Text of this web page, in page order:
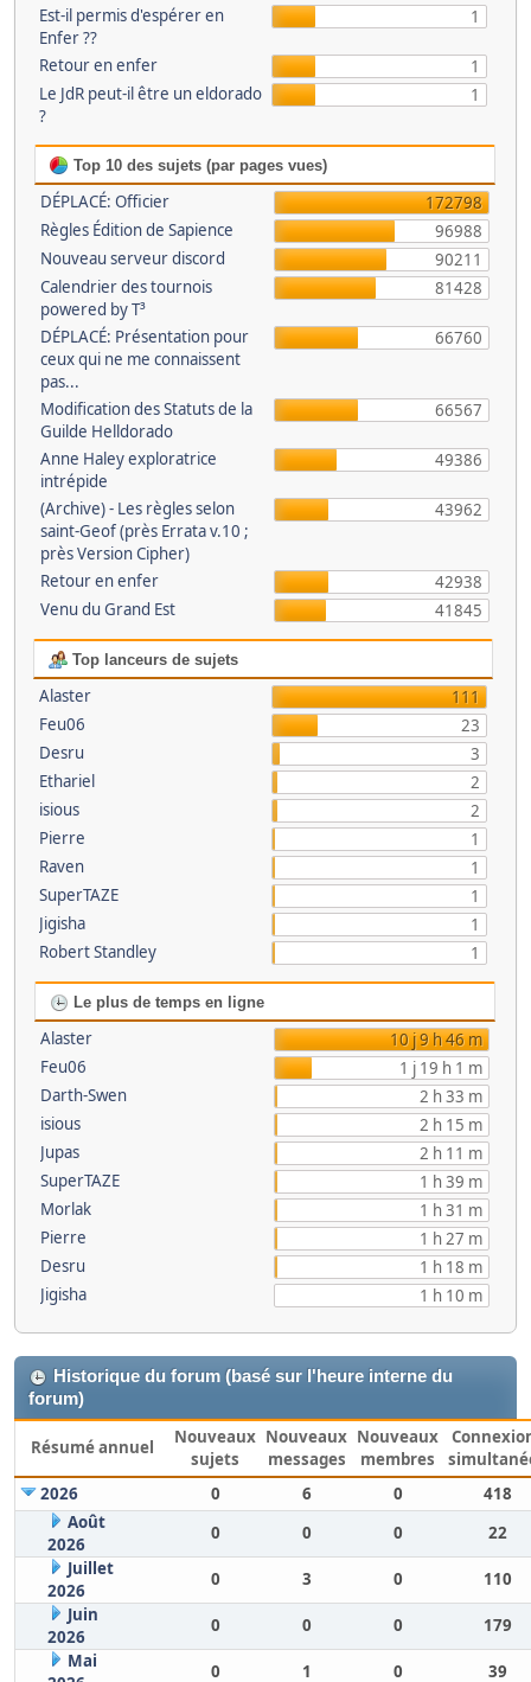
Est-il permis d'espérer en
Enfer ??
1
Retour en enfer
1
Le JdR peut-il être un eldorado
?
1
Top 10 des sujets (par pages vues)
DÉPLACÉ: Officier
172798
Règles Édition de Sapience
96988
Nouveau serveur discord
90211
Calendrier des tournois
powered by T³
81428
DÉPLACÉ: Présentation pour
ceux qui ne me connaissent
pas...
66760
Modification des Statuts de la
Guilde Helldorado
66567
Anne Haley exploratrice
intrépide
49386
(Archive) - Les règles selon
saint-Geof (près Errata v.10 ;
près Version Cipher)
43962
Retour en enfer
42938
Venu du Grand Est
41845
Top lanceurs de sujets
Alaster
111
Feu06
23
Desru
3
Ethariel
2
isious
2
Pierre
1
Raven
1
SuperTAZE
1
Jigisha
1
Robert Standley
1
Le plus de temps en ligne
Alaster
10 j 9 h 46 m
Feu06
1 j 19 h 1 m
Darth-Swen
2 h 33 m
isious
2 h 15 m
Jupas
2 h 11 m
SuperTAZE
1 h 39 m
Morlak
1 h 31 m
Pierre
1 h 27 m
Desru
1 h 18 m
Jigisha
1 h 10 m
Historique du forum (basé sur l'heure interne du
forum)
Résumé annuel
Nouveaux
sujets
Nouveaux
messages
Nouveaux
membres
2026
0 6 0
418
Août
2026
0 0 0
22
Juillet
2026
0 3 0
110
Juin
2026
0 0 0
179
Mai
0 1 0 39